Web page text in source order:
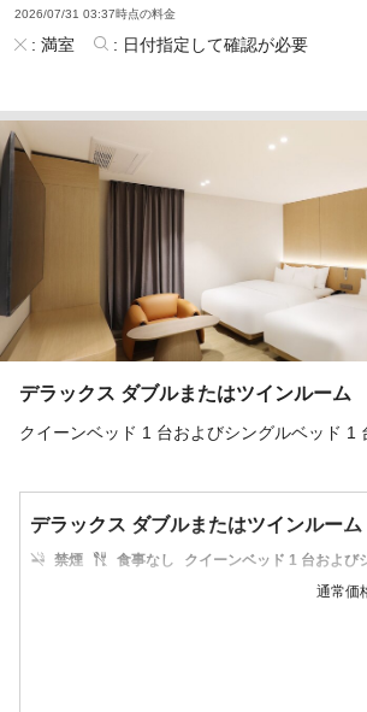
2026/07/31 03:37時点の料金
: 満室 : 日付指定して確認が必要
デラックス ダブルまたはツインルーム
クイーンベッド 1 台およびシングルベッド 1
デラックス ダブルまたはツインルーム
禁煙 食事なし
クイーンベッド 1 台および
通常価